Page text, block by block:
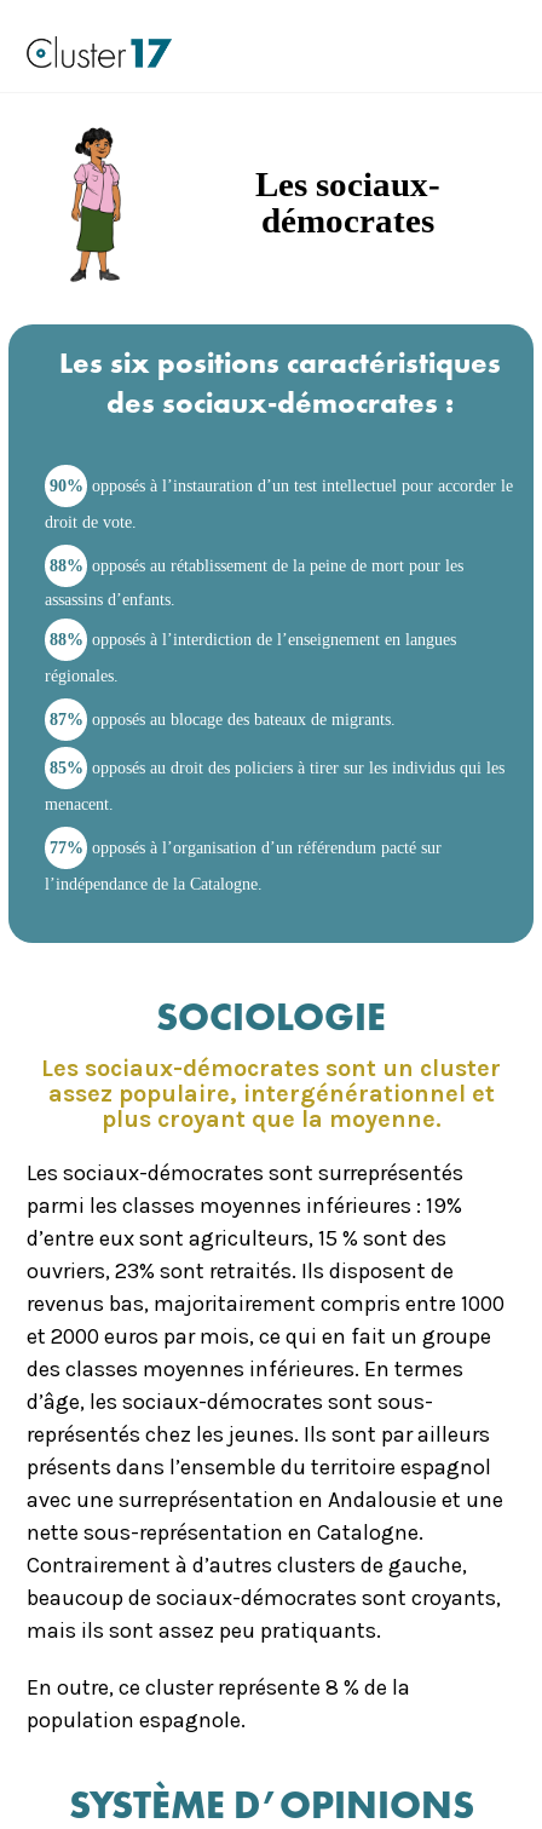
Les sociaux-
démocrates
Les six positions caractéristiques
des sociaux-démocrates :
90% opposés à l’instauration d’un test intellectuel pour accorder le
droit de vote.
88% opposés au rétablissement de la peine de mort pour les
assassins d’enfants.
88% opposés à l’interdiction de l’enseignement en langues
régionales.
87% opposés au blocage des bateaux de migrants.
85% opposés au droit des policiers à tirer sur les individus qui les
menacent.
77% opposés à l’organisation d’un référendum pacté sur
l’indépendance de la Catalogne.
SOCIOLOGIE
Les sociaux-démocrates sont un cluster
assez populaire, intergénérationnel et
plus croyant que la moyenne.
Les sociaux-démocrates sont surreprésentés
parmi les classes moyennes inférieures : 19%
d’entre eux sont agriculteurs, 15 % sont des
ouvriers, 23% sont retraités. Ils disposent de
revenus bas, majoritairement compris entre 1000
et 2000 euros par mois, ce qui en fait un groupe
des classes moyennes inférieures. En termes
d’âge, les sociaux-démocrates sont sous-
représentés chez les jeunes. Ils sont par ailleurs
présents dans l’ensemble du territoire espagnol
avec une surreprésentation en Andalousie et une
nette sous-représentation en Catalogne.
Contrairement à d’autres clusters de gauche,
beaucoup de sociaux-démocrates sont croyants,
mais ils sont assez peu pratiquants.
En outre, ce cluster représente 8 % de la
population espagnole.
SYSTÈME D’OPINIONS